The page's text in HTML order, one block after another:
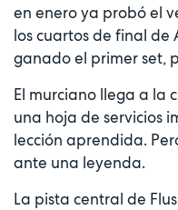
en enero ya probó el
los cuartos de final de
ganado el primer set,
El murciano llega a la
una hoja de servicios
lección aprendida.
ante una leyenda.
La pista central de